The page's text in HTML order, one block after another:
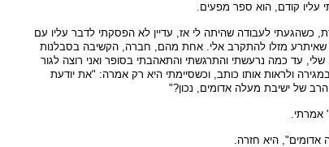
עליו קודם, הוא ספר מפעים.
כשהגעתי לעבודה שהיתה לי אז, עדיין לא הפסקתי לדבר עליו עם
שאיתרע מזלו להתקרב אלי. אחת מהם, חברה, הקשיבה בסבלנות
שלי, עד כמה נרעשתי והתרגשתי והתאהבתי בסופר ואני רוצה לגור
ולראות אותו כותב, וכשסיימתי היא רק אמרה: "את יודעת
של ישיבת מעלה אדומים, נכון?"
אמרתי.
אדומים", היא חזרה.